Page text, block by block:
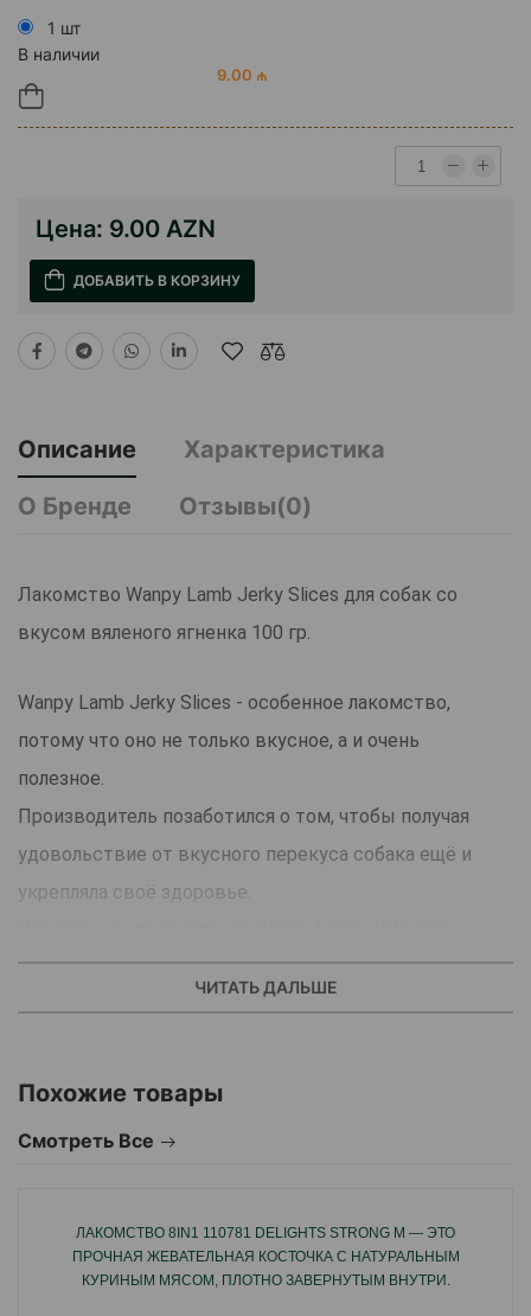
1 шт
В наличии
9.00 ₼
Цена: 9.00 AZN
ДОБАВИТЬ В КОРЗИНУ
Описание
Характеристика
О Бренде
Отзывы(0)
Лакомство Wanpy Lamb Jerky Slices для собак со
вкусом вяленого ягненка 100 гр.
Wanpy Lamb Jerky Slices - особенное лакомство,
потому что оно не только вкусное, а и очень
полезное.
Производитель позаботился о том, чтобы получая
удовольствие от вкусного перекуса собака ещё и
укрепляла своё здоровье.
способствует укреплению костей, улучшает
пищеварение.
Низкое содержание жиров в составе позволяет
набору лишнего веса.
количествах, что не только подтверждает премиум
качество лакомства, а и дарит животному
ЧИТАТЬ ДАЛЬШЕ
Похожие товары
Смотреть Все
ЛАКОМСТВО 8IN1 110781 DELIGHTS STRONG M — ЭТО
ПРОЧНАЯ ЖЕВАТЕЛЬНАЯ КОСТОЧКА С НАТУРАЛЬНЫМ
КУРИНЫМ МЯСОМ, ПЛОТНО ЗАВЕРНУТЫМ ВНУТРИ.